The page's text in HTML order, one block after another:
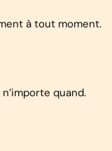
à tout moment.
quand.